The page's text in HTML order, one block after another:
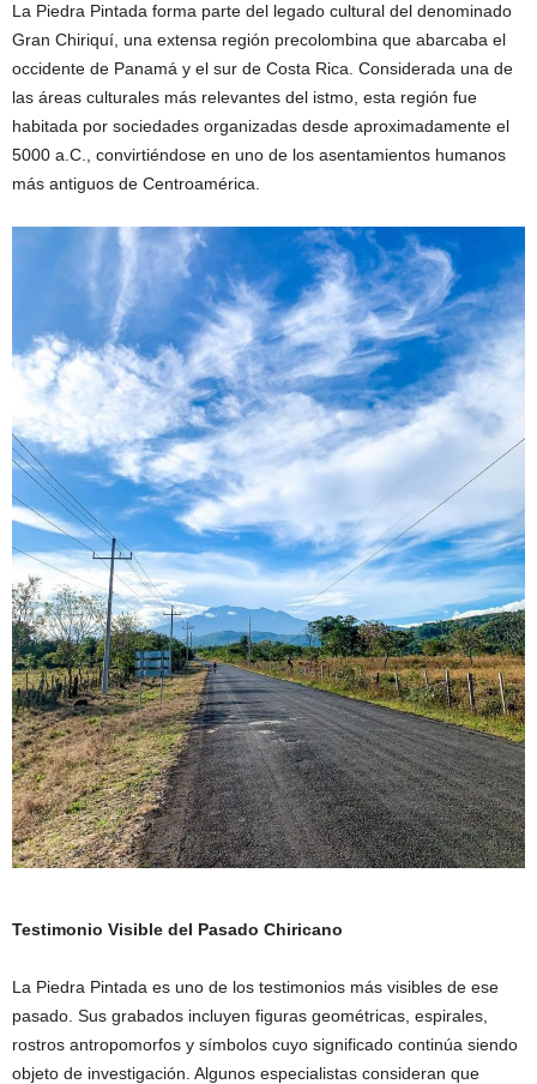
La Piedra Pintada forma parte del legado cultural del denominado
Gran Chiriquí, una extensa región precolombina que abarcaba el
occidente de Panamá y el sur de Costa Rica. Considerada una de
las áreas culturales más relevantes del istmo, esta región fue
habitada por sociedades organizadas desde aproximadamente el
5000 a.C., convirtiéndose en uno de los asentamientos humanos
más antiguos de Centroamérica.
Testimonio Visible del Pasado Chiricano
La Piedra Pintada es uno de los testimonios más visibles de ese
pasado. Sus grabados incluyen figuras geométricas, espirales,
rostros antropomorfos y símbolos cuyo significado continúa siendo
objeto de investigación. Algunos especialistas consideran que